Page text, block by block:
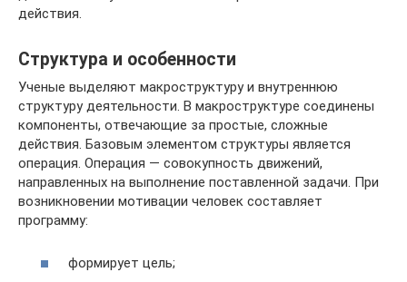
действия.
Структура и особенности
Ученые выделяют макроструктуру и внутреннюю
структуру деятельности. В макроструктуре соединены
компоненты, отвечающие за простые, сложные
действия. Базовым элементом структуры является
операция. Операция — совокупность движений,
направленных на выполнение поставленной задачи. При
возникновении мотивации человек составляет
программу:
формирует цель;